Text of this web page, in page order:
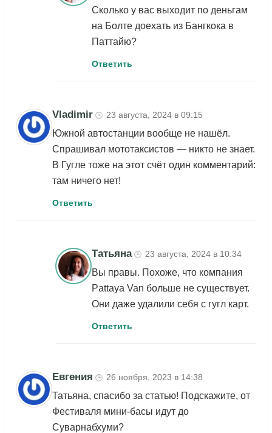
Сколько у вас выходит по деньгам
на Болте доехать из Бангкока в
Паттайю?
Ответить
Vladimir 🕒 23 августа, 2024 в 09:15
Южной автостанции вообще не нашёл.
Спрашивал мототаксистов — никто не знает.
В Гугле тоже на этот счёт один комментарий:
там ничего нет!
Ответить
Татьяна 🕒 23 августа, 2024 в 10:34
Вы правы. Похоже, что компания
Pattaya Van больше не существует.
Они даже удалили себя с гугл карт.
Ответить
Евгения 🕒 26 ноября, 2023 в 14:38
Татьяна, спасибо за статью! Подскажите, от
Фестиваля мини-басы идут до
Суварнабхуми?